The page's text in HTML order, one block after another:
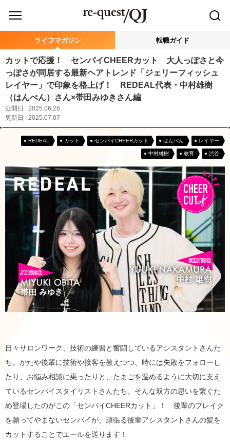
ライフマガジン 転職ガイド
カットで応援！ センパイCHEERカット 大人っぽさと今
っぽさが同居する最新ヘアトレンド「ジェリーフィッシュ
レイヤー」で印象を格上げ！ REDEAL代表・中村雄樹
（はんぺん）さん×帯田みゆきさん編
公開日 : 2025.06.26
更新日 : 2025.07.07
REDEAL カット センパイCHEERカット はんぺん レイヤー
中村雄樹 教育 渋谷
日々サロンワーク、技術の練習と奮闘しているアシスタントさんた
ち。かたや後輩に技術や接客を教えつつ、時には失敗をフォローし
たり、お悩み相談に乗ったりと、たまごを温めるように大切に支え
ているセンパイスタイリストさんたち。そんな双方の思いを繋ぐた
め登場したのがこの「センパイCHEERカット」！ 後輩のブレイク
を願ってやまないセンパイが、頑張る後輩アシスタントさんの髪を
カットすることでエールを送ります！